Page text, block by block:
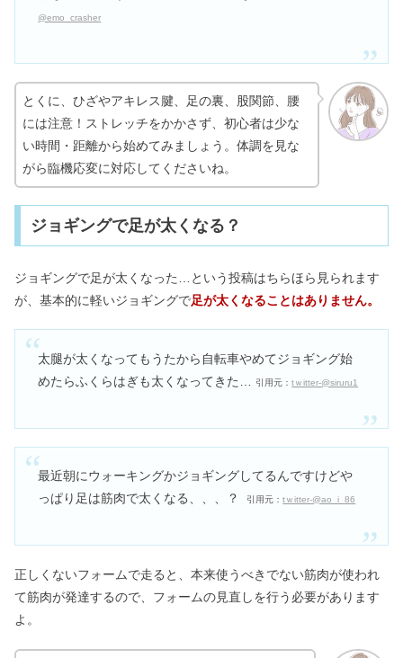
@emo_crasher
とくに、ひざやアキレス腱、足の裏、股関節、腰
には注意！ストレッチをかかさず、初心者は少な
い時間・距離から始めてみましょう。体調を見な
がら臨機応変に対応してくださいね。
ジョギングで足が太くなる？
ジョギングで足が太くなった…という投稿はちらほら見られます
が、基本的に軽いジョギングで足が太くなることはありません。
太腿が太くなってもうたから自転車やめてジョギング始
めたらふくらはぎも太くなってきた…
引用元：tｗitter-@siruru1
最近朝にウォーキングかジョギングしてるんですけどや
っぱり足は筋肉で太くなる、、、？
引用元：tｗitter-@ao_i_86
正しくないフォームで走ると、本来使うべきでない筋肉が使われ
て筋肉が発達するので、フォームの見直しを行う必要があります
よ。